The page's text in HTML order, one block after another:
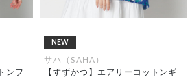
ンフ
NEW
サハ（SAHA）
【すずかつ】エアリーコットンギ